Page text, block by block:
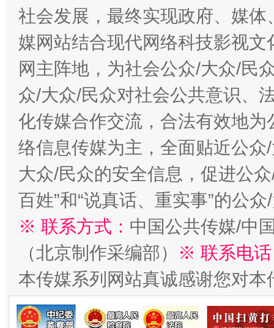
习近平的博鳌关键词
魏明亮
“刷贴”乱象丛生
生
社会发展，最终实现政府、媒
媒网站结合现代网络科技影视
网主阵地，为社会公众/大众/民
众/大众/民众对社会公共意识、
化传媒合作交流，合法有效地
络信息传媒为主，全面贴近公
大众/民众的安全信息，促进公
百姓”和“说真话、重实事”的公
※ 联系方式： 中国公共传媒/中
（北京制作采编部）
※ 联系电
本传媒系列网站真诚感谢您对